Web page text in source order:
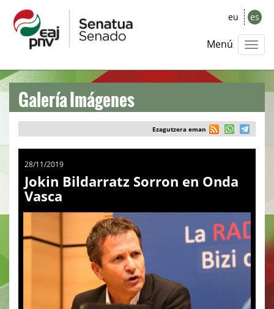
eu es
Menú
Galería Imágenes
Ezagutzera eman
28/11/2019
Jokin Bildarratz Sorron en Onda
Vasca